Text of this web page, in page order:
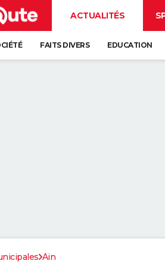
ACTUALITÉS
FAITS DIVERS EDUCATION
Ain